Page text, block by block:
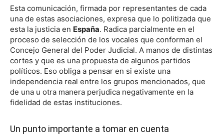
Esta comunicación, firmada por representantes de cada
una de estas asociaciones, expresa que lo politizada que
esta la justicia en España. Radica parcialmente en el
proceso de selección de los vocales que conforman el
Concejo General del Poder Judicial. A manos de distintas
cortes y que es una propuesta de algunos partidos
políticos. Eso obliga a pensar en si existe una
independencia real entre los grupos mencionados, que
de una u otra manera perjudica negativamente en la
fidelidad de estas instituciones.
Un punto importante a tomar en cuenta